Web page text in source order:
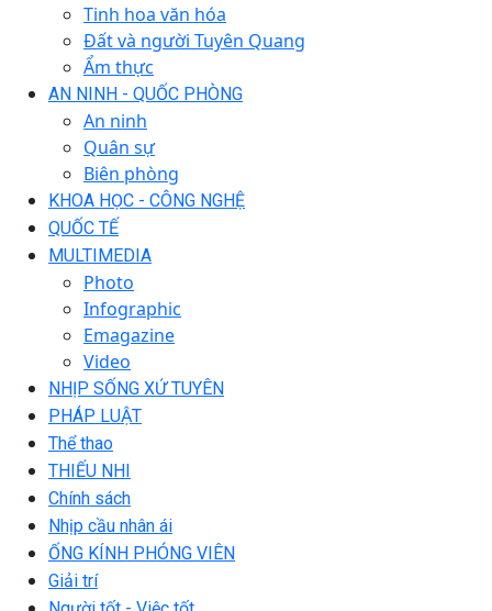
Tinh hoa văn hóa
Đất và người Tuyên Quang
Ẩm thực
AN NINH - QUỐC PHÒNG
An ninh
Quân sự
Biên phòng
KHOA HỌC - CÔNG NGHỆ
QUỐC TẾ
MULTIMEDIA
Photo
Infographic
Emagazine
Video
NHỊP SỐNG XỨ TUYÊN
PHÁP LUẬT
Thể thao
THIẾU NHI
Chính sách
Nhịp cầu nhân ái
ỐNG KÍNH PHÓNG VIÊN
Giải trí